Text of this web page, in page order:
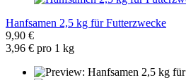
Hanfsamen 2,5 kg für Futterzwecke
9,90 €
3,96 € pro 1 kg